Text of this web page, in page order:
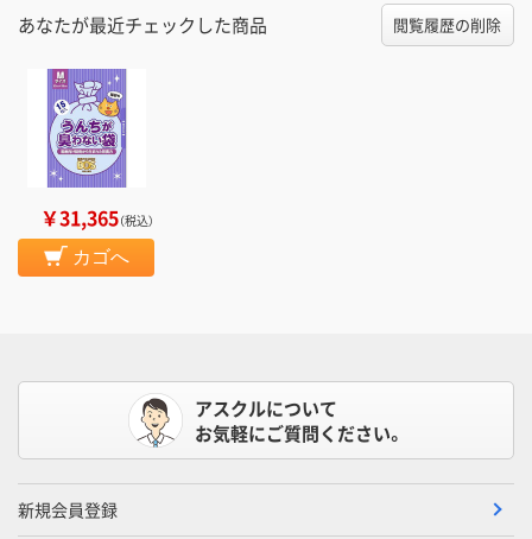
あなたが最近チェックした商品 閲覧履歴の削除
￥31,365（税込）
カゴへ
アスクルについて
お気軽にご質問ください。
新規会員登録